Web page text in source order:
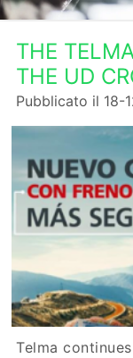
THE
THE UD
Pubblicato il 18-
Telma